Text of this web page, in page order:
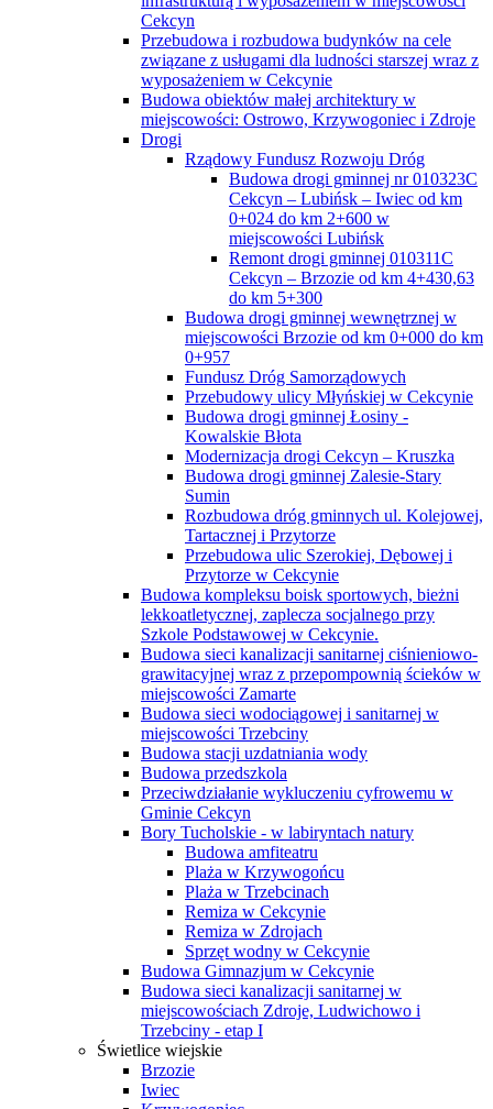
Cekcyn
Przebudowa i rozbudowa budynków na cele
związane z usługami dla ludności starszej wraz z
wyposażeniem w Cekcynie
Budowa obiektów małej architektury w
miejscowości: Ostrowo, Krzywogoniec i Zdroje
Drogi
Rządowy Fundusz Rozwoju Dróg
Budowa drogi gminnej nr 010323C
Cekcyn – Lubińsk – Iwiec od km
0+024 do km 2+600 w
miejscowości Lubińsk
Remont drogi gminnej 010311C
Cekcyn – Brzozie od km 4+430,63
do km 5+300
Budowa drogi gminnej wewnętrznej w
miejscowości Brzozie od km 0+000 do km
0+957
Fundusz Dróg Samorządowych
Przebudowy ulicy Młyńskiej w Cekcynie
Budowa drogi gminnej Łosiny -
Kowalskie Błota
Modernizacja drogi Cekcyn – Kruszka
Budowa drogi gminnej Zalesie-Stary
Sumin
Rozbudowa dróg gminnych ul. Kolejowej,
Tartacznej i Przytorze
Przebudowa ulic Szerokiej, Dębowej i
Przytorze w Cekcynie
Budowa kompleksu boisk sportowych, bieżni
lekkoatletycznej, zaplecza socjalnego przy
Szkole Podstawowej w Cekcynie.
Budowa sieci kanalizacji sanitarnej ciśnieniowo-
grawitacyjnej wraz z przepompownią ścieków w
miejscowości Zamarte
Budowa sieci wodociągowej i sanitarnej w
miejscowości Trzebciny
Budowa stacji uzdatniania wody
Budowa przedszkola
Przeciwdziałanie wykluczeniu cyfrowemu w
Gminie Cekcyn
Bory Tucholskie - w labiryntach natury
Budowa amfiteatru
Plaża w Krzywogońcu
Plaża w Trzebcinach
Remiza w Cekcynie
Remiza w Zdrojach
Sprzęt wodny w Cekcynie
Budowa Gimnazjum w Cekcynie
Budowa sieci kanalizacji sanitarnej w
miejscowościach Zdroje, Ludwichowo i
Trzebciny - etap I
Świetlice wiejskie
Brzozie
Iwiec